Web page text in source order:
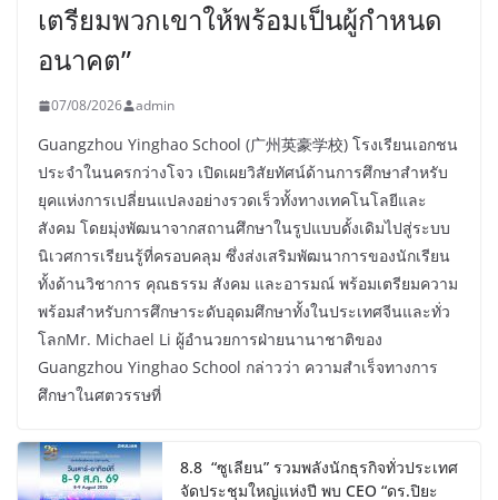
เตรียมพวกเขาให้พร้อมเป็นผู้กำหนด
อนาคต”
07/08/2026 admin
Guangzhou Yinghao School (广州英豪学校) โรงเรียนเอกชน
ประจำในนครกว่างโจว เปิดเผยวิสัยทัศน์ด้านการศึกษาสำหรับ
ยุคแห่งการเปลี่ยนแปลงอย่างรวดเร็วทั้งทางเทคโนโลยีและ
สังคม โดยมุ่งพัฒนาจากสถานศึกษาในรูปแบบดั้งเดิมไปสู่ระบบ
นิเวศการเรียนรู้ที่ครอบคลุม ซึ่งส่งเสริมพัฒนาการของนักเรียน
ทั้งด้านวิชาการ คุณธรรม สังคม และอารมณ์ พร้อมเตรียมความ
พร้อมสำหรับการศึกษาระดับอุดมศึกษาทั้งในประเทศจีนและทั่ว
โลกMr. Michael Li ผู้อำนวยการฝ่ายนานาชาติของ
Guangzhou Yinghao School กล่าวว่า ความสำเร็จทางการ
ศึกษาในศตวรรษที่
8.8 “ซูเลียน” รวมพลังนักธุรกิจทั่วประเทศ
จัดประชุมใหญ่แห่งปี พบ CEO “ดร.ปิยะ